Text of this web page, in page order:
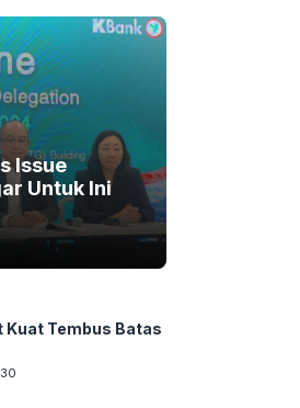
Issue
Untuk Ini
Kuat Tembus Batas